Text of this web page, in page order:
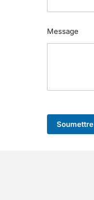
Message
Soumettre